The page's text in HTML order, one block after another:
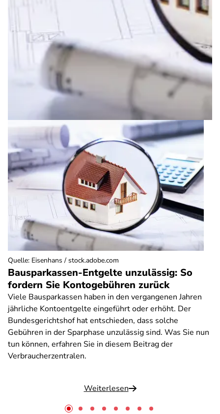
Bausparkassen-Entgelte unzulässig: So
fordern Sie Kontogebühren zurück
Viele Bausparkassen haben in den vergangenen Jahren
jährliche Kontoentgelte eingeführt oder erhöht. Der
Bundesgerichtshof hat entschieden, dass solche
Gebühren in der Sparphase unzulässig sind. Was Sie nun
tun können, erfahren Sie in diesem Beitrag der
Verbraucherzentralen.
Weiterlesen
Quelle: Eisenhans / stock.adobe.com